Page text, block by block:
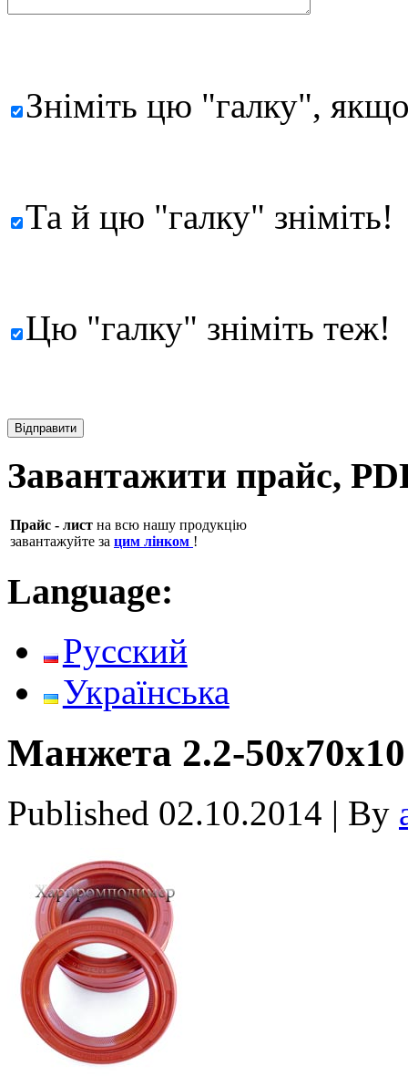
Зніміть цю "галку",
Та й цю "галку" зніміть!
Цю "галку" зніміть теж!
Завантажити прайс,
Прайс - лист на всю нашу продукцію
завантажуйте за цим лінком !
Language:
Русский
Українська
Манжета 2.2-
Published 02.10.2014 | By